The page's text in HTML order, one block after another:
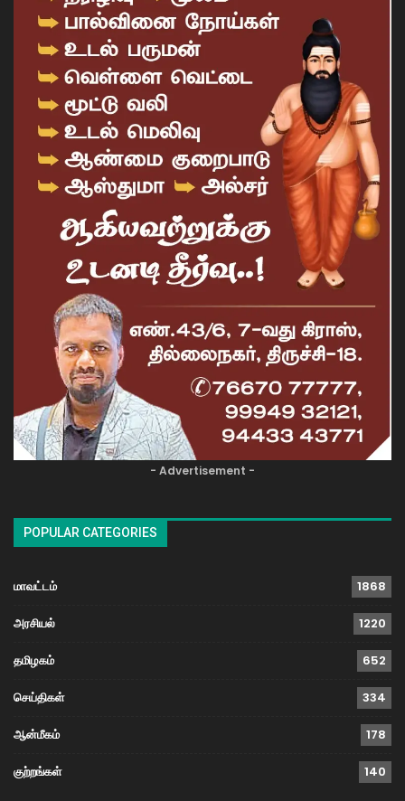
- Advertisement -
POPULAR CATEGORIES
மாவட்டம் 1868
அரசியல் 1220
தமிழகம் 652
செய்திகள் 334
ஆன்மீகம் 178
குற்றங்கள் 140